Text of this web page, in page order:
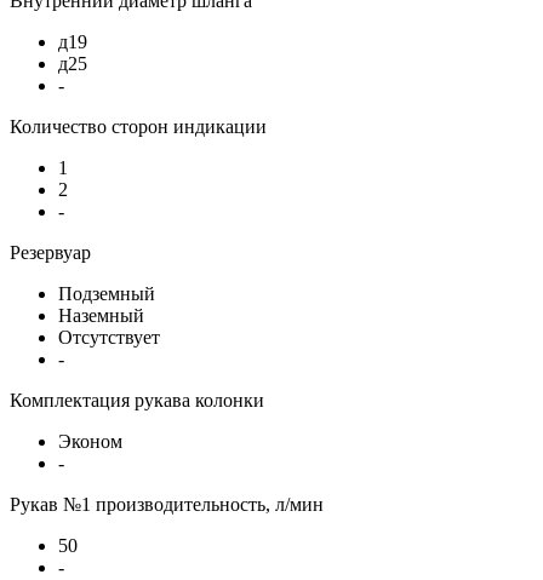
д19
д25
-
Количество сторон индикации
1
2
-
Резервуар
Подземный
Наземный
Отсутствует
-
Комплектация рукава колонки
Эконом
-
Рукав №1 производительность, л/мин
50
-